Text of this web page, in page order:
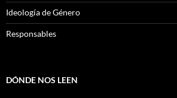
Ideología de Género
Responsables
DÓNDE NOS LEEN